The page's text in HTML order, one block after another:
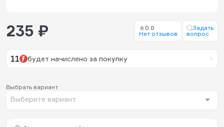
Выбрать вариант
Выберите вариант
235 ₽
0.0
Нет отзывов
Задать
вопрос
11 будет начислено за покупку